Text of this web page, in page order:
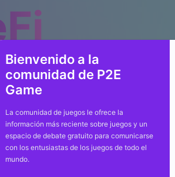
Bienvenido a la
comunidad de P2E
Game
La comunidad de juegos le ofrece la
información más reciente sobre juegos y un
espacio de debate gratuito para comunicarse
con los entusiastas de los juegos de todo el
mundo.